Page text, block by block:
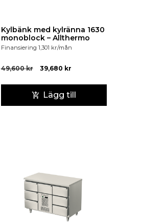
Kylbänk med kylränna 1630
monoblock – Allthermo
Finansiering 1,301 kr/mån
49,600kr 39,680 kr
Lägg till